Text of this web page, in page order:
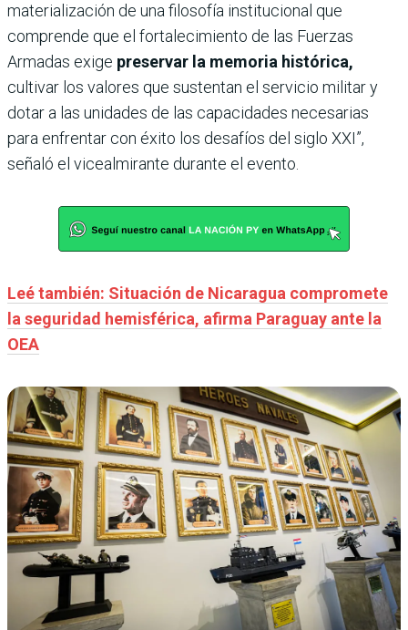
materialización de una filosofía institucional que
comprende que el fortalecimiento de las Fuerzas
Armadas exige preservar la memoria histórica,
cultivar los valores que sustentan el servicio militar y
dotar a las unidades de las capacidades necesarias
para enfrentar con éxito los desafíos del siglo XXI”,
señaló el vicealmirante durante el evento.
Leé también: Situación de Nicaragua compromete
la seguridad hemisférica, afirma Paraguay ante la
OEA